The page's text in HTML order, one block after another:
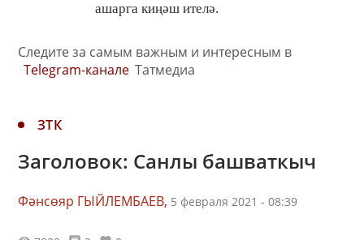
ашарга киңәш ителә.
Следите за самым важным и интересным в
Telegram-канале Татмедиа
ЗТК
Заголовок: Санлы башваткыч
Фәнсөяр ГЫЙЛЕМБАЕВ, 5 февраля 2021 - 08:39